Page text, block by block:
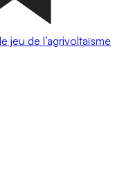
jeu de l’agrivoltaïsme